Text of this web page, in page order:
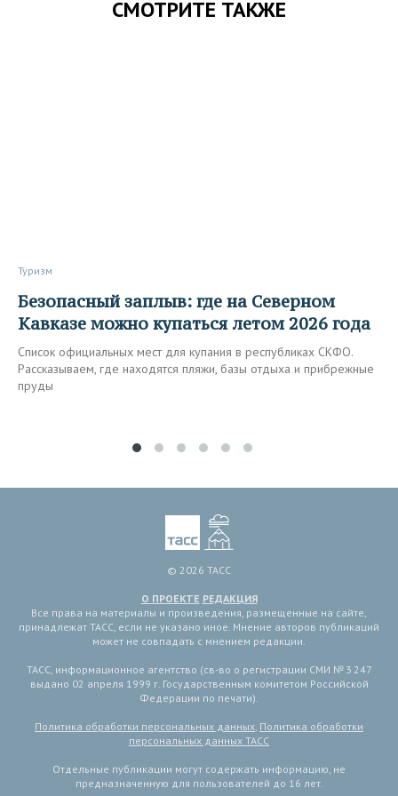
СМОТРИТЕ ТАКЖЕ
Туризм
Безопасный заплыв: где на Северном
Кавказе можно купаться летом 2026 года
Список официальных мест для купания в республиках СКФО.
Рассказываем, где находятся пляжи, базы отдыха и прибрежные
пруды
© 2026 ТАСС
О ПРОЕКТЕ РЕДАКЦИЯ
Все права на материалы и произведения, размещенные на сайте,
принадлежат ТАСС, если не указано иное. Мнение авторов публикаций
может не совпадать с мнением редакции.
ТАСС, информационное агентство (св-во о регистрации СМИ № 3 247
выдано 02 апреля 1999 г. Государственным комитетом Российской
Федерации по печати).
Политика обработки персональных данных Политика обработки
персональных данных ТАСС
Отдельные публикации могут содержать информацию, не
предназначенную для пользователей до 16 лет.